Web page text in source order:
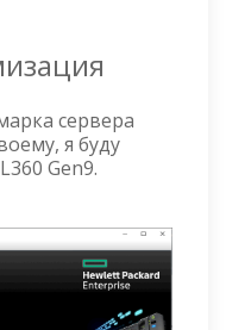
сервера
я буду
Gen9.